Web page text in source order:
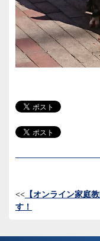
<<【オンライン家庭
す！